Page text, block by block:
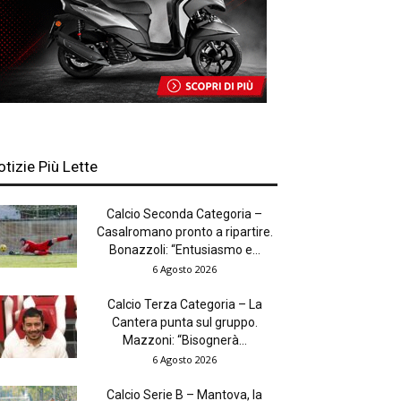
Più Lette
Calcio Seconda Categoria –
Casalromano pronto a ripartire.
Bonazzoli: “Entusiasmo e...
6 Agosto 2026
Calcio Terza Categoria – La
Cantera punta sul gruppo.
Mazzoni: “Bisognerà...
6 Agosto 2026
Calcio Serie B – Mantova, la